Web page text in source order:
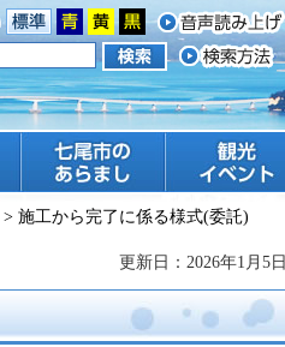
七尾市のあらまし 観光 イベント
> 施工から完了に係る様式(委託)
更新日：2026年1月5日